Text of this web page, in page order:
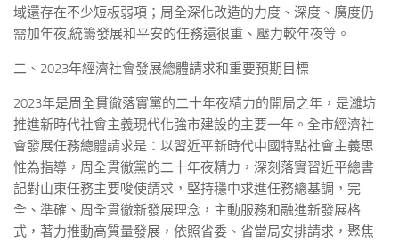
域還存在不少短板弱項；周全深化改造的力度、深度、廣度仍
需加年夜,統籌發展和平安的任務還很重、壓力較年夜等。
二、2023年經濟社會發展總體請求和重要預期目標
2023年是周全貫徹落實黨的二十年夜精力的開局之年，是濰坊
推進新時代社會主義現代化強市建設的主要一年。全市經濟社
會發展任務總體請求是：以習近平新時代中國特點社會主義思
惟為指導，周全貫徹黨的二十年夜精力，深刻落實習近平總書
記對山東任務主要唆使請求，堅持穩中求進任務總基調，完
全、準確、周全貫徹新發展理念，主動服務和融進新發展格
式，著力推動高質量發展，依照省委、省當局安排請求，聚焦